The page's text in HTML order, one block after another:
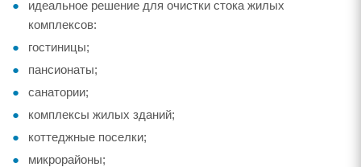
идеальное решение для очистки стока жилых
комплексов:
гостиницы;
пансионаты;
санатории;
комплексы жилых зданий;
коттеджные поселки;
микрорайоны;